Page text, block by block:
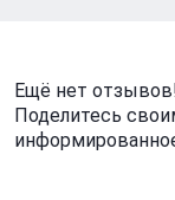
Ещё нет
Поделитесь